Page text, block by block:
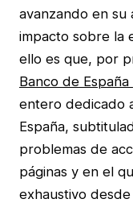
avanzando en su
impacto sobre la
ello es que, por
Banco de
entero dedicado
España,
problemas de
páginas y en el
exhaustivo